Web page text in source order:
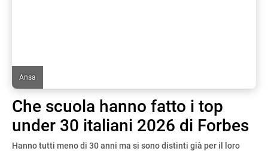
Ansa
Che scuola hanno fatto i top
under 30 italiani 2026 di Forbes
Hanno tutti meno di 30 anni ma si sono distinti già per il loro